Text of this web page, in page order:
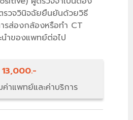
รวจวินิจฉัยยืนยันด้วยวิธี
รส่องกล้องหรือทำ CT
นำของแพทย์ต่อไป
13,000.-
ค่าแพทย์และค่าบริการ